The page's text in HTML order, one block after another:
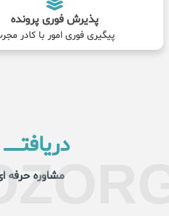
پذیرش فوری پرونده
پیگیری فوری امور با کادر
مشاوره